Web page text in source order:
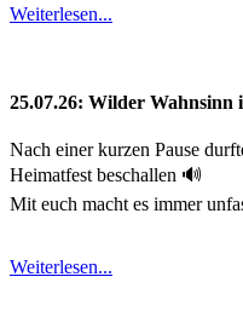
Weiterlesen...
25.07.26: Wilder Wahnsinn
Nach einer kurzen Pause
Heimatfest beschallen 🔊
Mit euch macht es immer
Weiterlesen...